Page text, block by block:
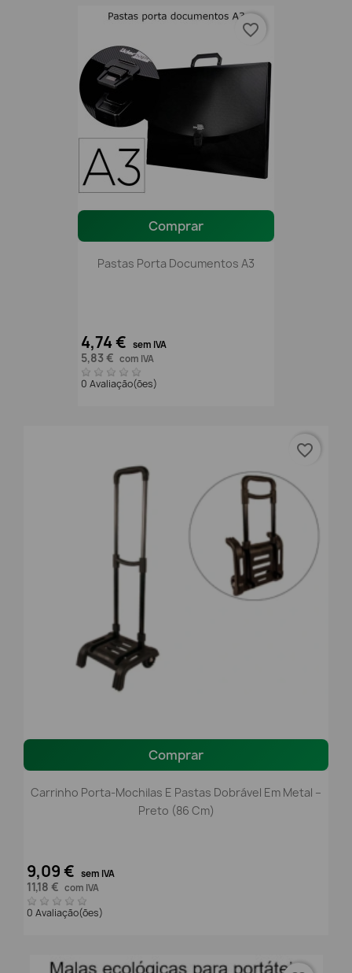
Comprar
Pastas Porta Documentos A3
4,74 € sem IVA
5,83 € com IVA
0 Avaliação(ões)
favorite_border
Comprar
Carrinho Porta-Mochilas E Pastas Dobrável Em Metal –
Preto (86 Cm)
9,09 € sem IVA
11,18 € com IVA
0 Avaliação(ões)
favorite_border